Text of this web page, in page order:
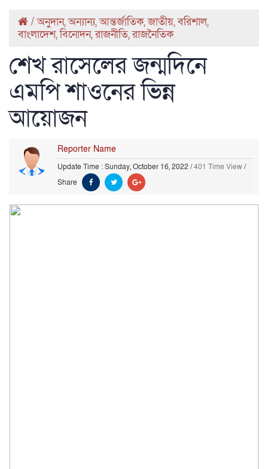
/অনুদান,অন্যান্য,আন্তর্জাতিক,জাতীয়,বরিশাল,
বাংলাদেশ,বিনোদন,রাজনীতি,রাজনৈতিক
শেখ রাসেলের জন্মদিনে
এমপি শাওনের ভিন্ন
আয়োজন
Reporter Name
Update Time : Sunday, October 16, 2022 /401 Time View/
Share